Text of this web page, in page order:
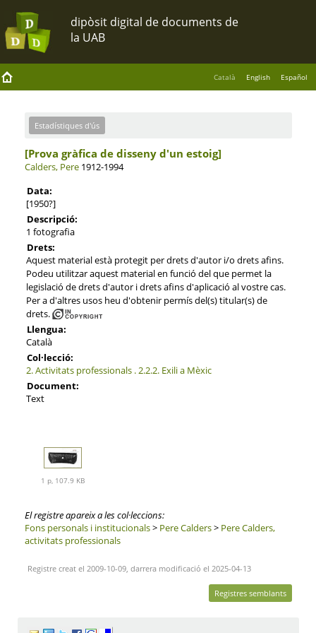
Català English Español
Estadístiques d'ús
[Prova gràfica de disseny d'un estoig]
Calders, Pere1912-1994
Data:
[1950?]
Descripció:
1 fotografia
Drets:
Aquest material està protegit per drets d'autor i/o drets afins.
Podeu utilitzar aquest material en funció del que permet la
legislació de drets d'autor i drets afins d'aplicació al vostre cas.
Per a d'altres usos heu d'obtenir permís del(s) titular(s) de
drets.
Llengua:
Català
Col·lecció:
2. Activitats professionals . 2.2.2. Exili a Mèxic
Document:
Text
1 p, 107.9 KB
El registre apareix a les col·leccions:
Fons personals i institucionals> Pere Calders> Pere Calders,
activitats professionals
Registre creat el 2009-10-09, darrera modificació el 2025-04-13
Registres semblants